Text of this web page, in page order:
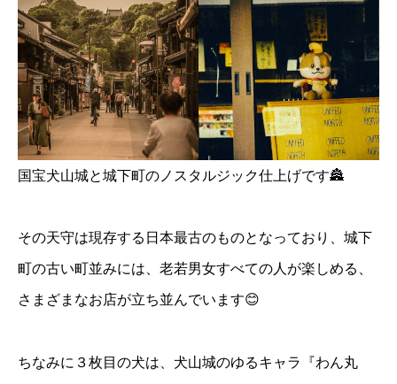
国宝犬山城と城下町のノスタルジック仕上げです🏯
その天守は現存する日本最古のものとなっており、城下
町の古い町並みには、老若男女すべての人が楽しめる、
さまざまなお店が立ち並んでいます😊
ちなみに３枚目の犬は、犬山城のゆるキャラ『わん丸